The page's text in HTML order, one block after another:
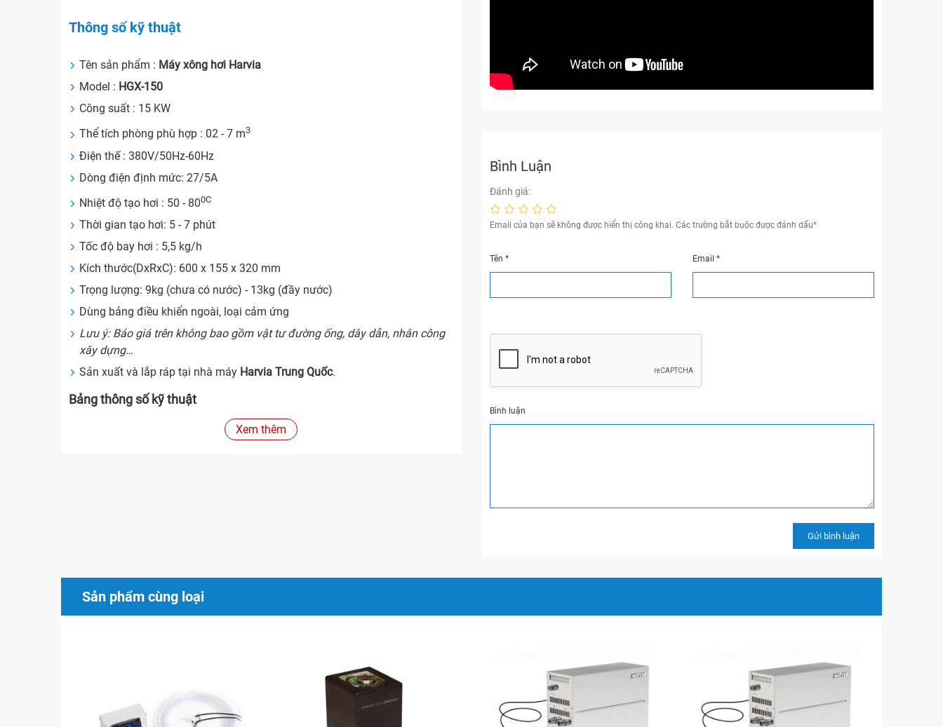
Thông số kỹ thuật
Tên sản phẩm : Máy xông hơi Harvia
Model : HGX-150
Công suất : 15 KW
Thể tích phòng phù hợp : 02 - 7 m3
Điện thế : 380V/50Hz-60Hz
Dòng điện định mức: 27/5A
Nhiệt độ tạo hơi : 50 - 800C
Thời gian tạo hơi: 5 - 7 phút
Tốc độ bay hơi : 5,5 kg/h
Kích thước(DxRxC): 600 x 155 x 320 mm
Trọng lượng: 9kg (chưa có nước) - 13kg (đầy nước)
Dùng bảng điều khiển ngoài, loại cảm ứng
Lưu ý: Báo giá trên không bao gồm vật tư đường ống, dây dẫn, nhân công
xây dựng…
Sản xuất và lắp ráp tại nhà máy Harvia Trung Quốc.
Bảng thông số kỹ thuật
Máy xông hơi ướt Harvia HGX-150
là dòng máy xông hơi ướt cao cấp nhất
trên thị trường. Thương hiệu máy nổi tiếng toàn cầu với chất lượng cao, máy
Xem thêm
Bình Luận
Đánh giá:
Email của bạn sẽ không được hiển thị công khai. Các trường bắt buộc được đánh dấu*
Tên* Email *
Bình luận
Sản phẩm cùng loại